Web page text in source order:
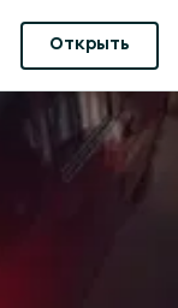
Открыть